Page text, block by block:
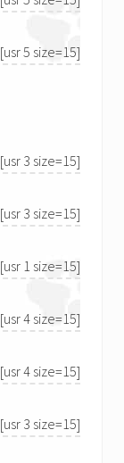
[usr 5 size=15]
[usr 3 size=15]
[usr 3 size=15]
[usr 1 size=15]
[usr 4 size=15]
[usr 4 size=15]
[usr 3 size=15]